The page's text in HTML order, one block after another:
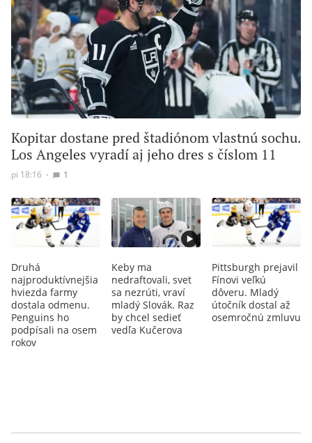
Kopitar dostane pred štadiónom vlastnú sochu.
Los Angeles vyradí aj jeho dres s číslom 11
pi 18:16 ∙ 1
Druhá
najproduktívnejšia
hviezda farmy
dostala odmenu.
Penguins ho
podpísali na osem
rokov
Keby ma
nedraftovali, svet
sa nezrúti, vraví
mladý Slovák. Raz
by chcel sedieť
vedľa Kučerova
Pittsburgh prejavil
Fínovi veľkú
dôveru. Mladý
útočník dostal až
osemročnú zmluvu